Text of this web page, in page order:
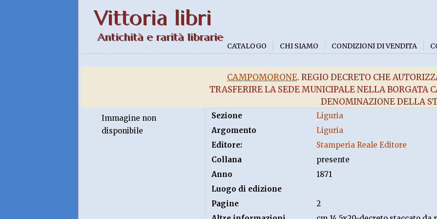
Vittoria libri
Antichità e rarità librarie
CATALOGO CHI SIAMO CONDIZIONI DI VENDITA
CAMPOMORONE. REGIO DECRETO CHE
TRASFERIRE LA SEDE MUNICIPALE NELLA BORGATA
DENOMINAZIONE DELLA
Immagine non
disponibile
Sezione
Liguria
Argomento
Liguria
Editore:
Stamperia Reale Editore
Collana
presente
Anno
1871
Luogo di edizione
Pagine
2